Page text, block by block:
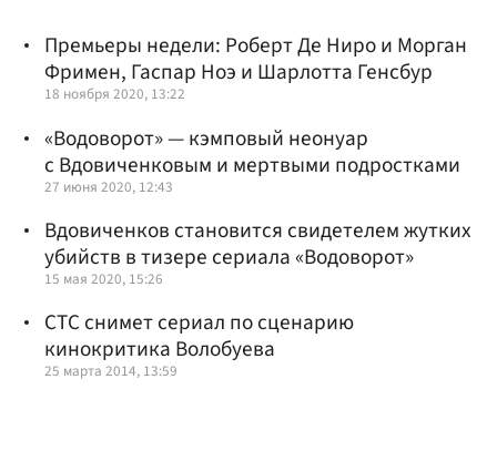
Премьеры недели: Роберт Де Ниро и Морган
Фримен, Гаспар Ноэ и Шарлотта Генсбур
18 ноября 2020, 13:22
«Водоворот» — кэмповый неонуар
с Вдовиченковым и мертвыми подростками
27 июня 2020, 12:43
Вдовиченков становится свидетелем жутких
убийств в тизере сериала «Водоворот»
15 мая 2020, 15:26
СТС снимет сериал по сценарию
кинокритика Волобуева
25 марта 2014, 13:59